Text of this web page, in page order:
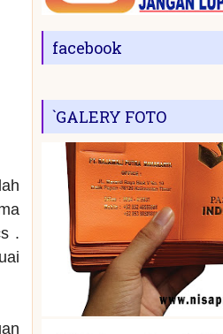
.
facebook
`GALERY FOTO